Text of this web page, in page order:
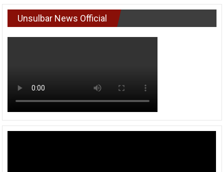
Unsulbar News Official